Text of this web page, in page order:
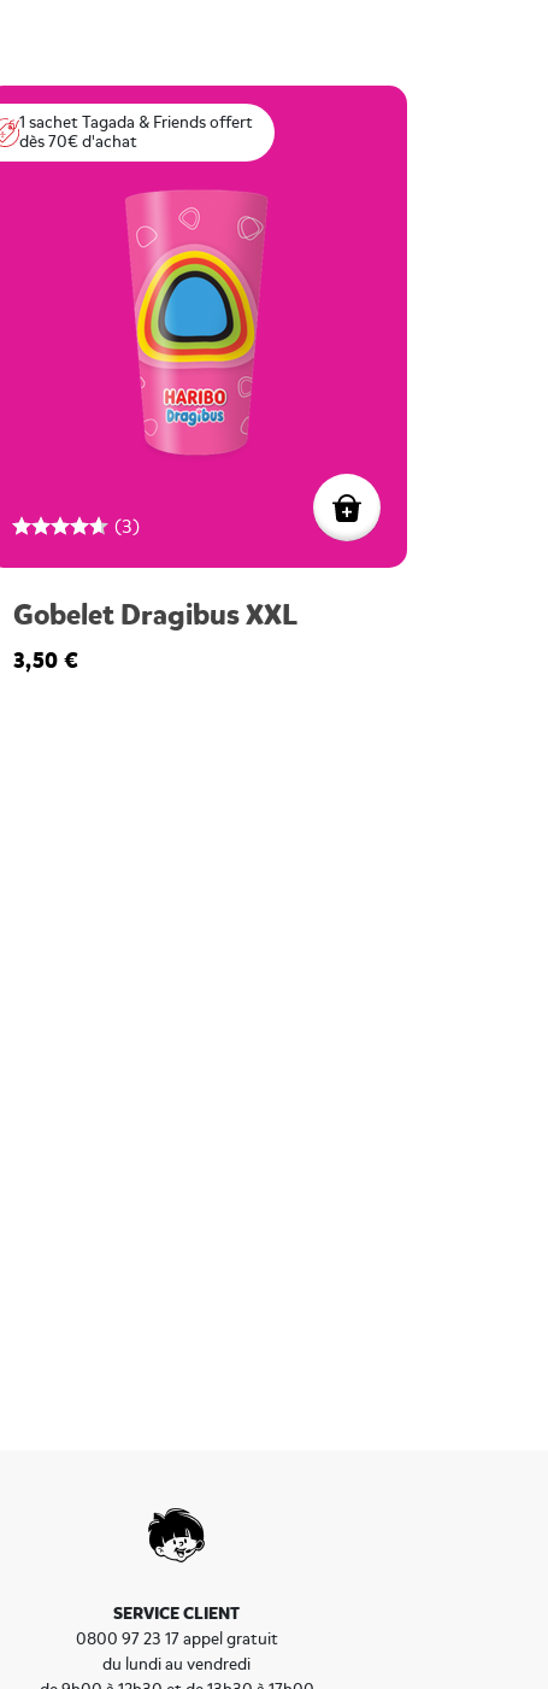
(3)
1 sachet Tagada & Friends offert
dès 70€ d'achat
Gobelet Dragibus XXL
3,50 €
SERVICE CLIENT
0800 97 23 17 appel gratuit
du lundi au vendredi